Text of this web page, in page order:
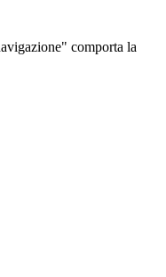
comporta la